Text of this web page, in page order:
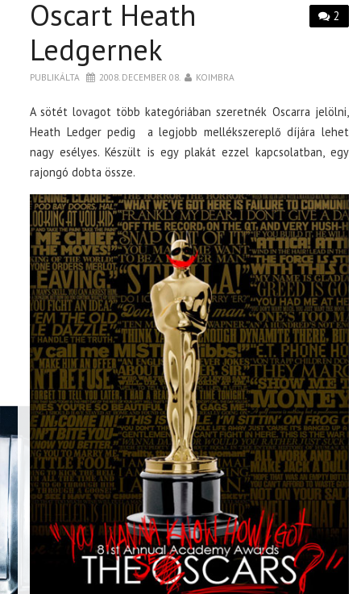
2
Oscart Heath
Ledgernek
PUBLIKÁLTA 2008. DECEMBER 08. KOIMBRA
A sötét lovagot több kategóriában szeretnék Oscarra jelölni,
Heath Ledger pedig a legjobb mellékszereplő díjára lehet
nagy esélyes. Készült is egy plakát ezzel kapcsolatban, egy
rajongó dobta össze.